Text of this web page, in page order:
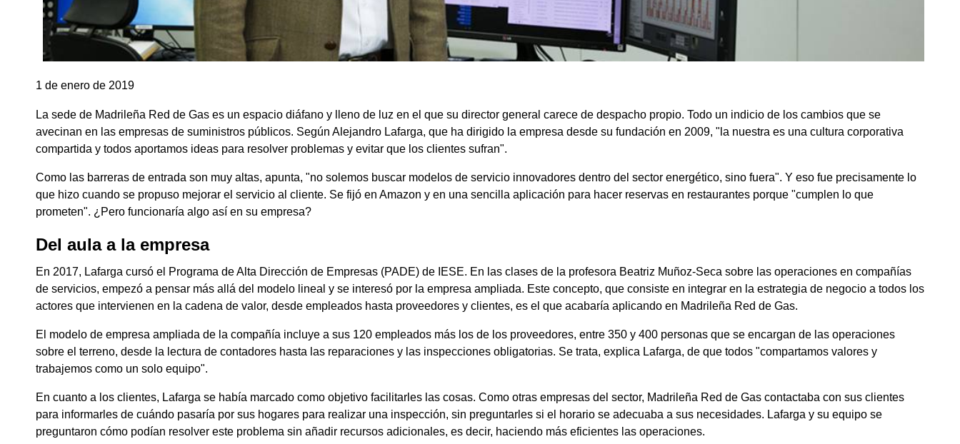
1 de enero de 2019
La sede de Madrileña Red de Gas es un espacio diáfano y lleno de luz en el que su director general carece de despacho propio. Todo un indicio de los cambios que se
avecinan en las empresas de suministros públicos. Según Alejandro Lafarga, que ha dirigido la empresa desde su fundación en 2009, "la nuestra es una cultura corporativa
compartida y todos aportamos ideas para resolver problemas y evitar que los clientes sufran".
Como las barreras de entrada son muy altas, apunta, "no solemos buscar modelos de servicio innovadores dentro del sector energético, sino fuera". Y eso fue precisamente lo
que hizo cuando se propuso mejorar el servicio al cliente. Se fijó en Amazon y en una sencilla aplicación para hacer reservas en restaurantes porque "cumplen lo que
prometen". ¿Pero funcionaría algo así en su empresa?
Del aula a la empresa
En 2017, Lafarga cursó el Programa de Alta Dirección de Empresas (PADE) de IESE. En las clases de la profesora Beatriz Muñoz-Seca sobre las operaciones en compañías
de servicios, empezó a pensar más allá del modelo lineal y se interesó por la empresa ampliada. Este concepto, que consiste en integrar en la estrategia de negocio a todos los
actores que intervienen en la cadena de valor, desde empleados hasta proveedores y clientes, es el que acabaría aplicando en Madrileña Red de Gas.
El modelo de empresa ampliada de la compañía incluye a sus 120 empleados más los de los proveedores, entre 350 y 400 personas que se encargan de las operaciones
sobre el terreno, desde la lectura de contadores hasta las reparaciones y las inspecciones obligatorias. Se trata, explica Lafarga, de que todos "compartamos valores y
trabajemos como un solo equipo".
En cuanto a los clientes, Lafarga se había marcado como objetivo facilitarles las cosas. Como otras empresas del sector, Madrileña Red de Gas contactaba con sus clientes
para informarles de cuándo pasaría por sus hogares para realizar una inspección, sin preguntarles si el horario se adecuaba a sus necesidades. Lafarga y su equipo se
preguntaron cómo podían resolver este problema sin añadir recursos adicionales, es decir, haciendo más eficientes las operaciones.